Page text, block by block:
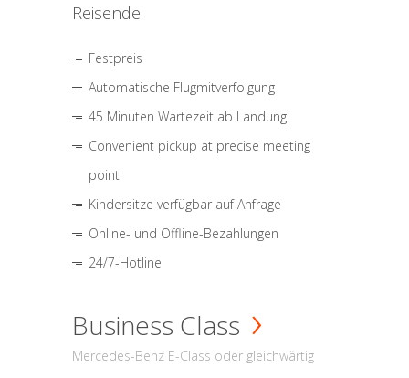
Reisende
Festpreis
Automatische Flugmitverfolgung
45 Minuten Wartezeit ab Landung
Convenient pickup at precise meeting
point
Kindersitze verfügbar auf Anfrage
Online- und Offline-Bezahlungen
24/7-Hotline
Business Class
Mercedes-Benz E-Class oder gleichwärtig